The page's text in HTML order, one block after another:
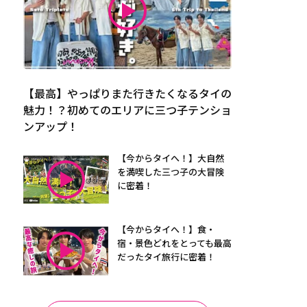
【最高】やっぱりまた行きたくなるタイの
魅力！？初めてのエリアに三つ子テンショ
ンアップ！
【今からタイへ！】大自然
を満喫した三つ子の大冒険
に密着！
【今からタイへ！】食・
宿・景色どれをとっても最高
だったタイ旅行に密着！